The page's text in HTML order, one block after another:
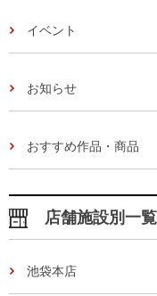
イベント
お知らせ
おすすめ作品・商品
店舗施設別一覧
池袋本店